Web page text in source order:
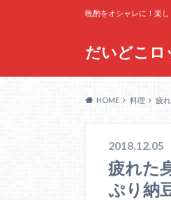
だいどこロ
晩酌をオシャレに！楽
HOME 料理 疲
2018.12.05
疲れた
ぷり納